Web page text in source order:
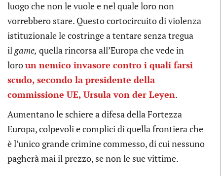
luogo che non le vuole e nel quale loro non
vorrebbero stare. Questo cortocircuito di violenza
istituzionale le costringe a tentare senza tregua
il game, quella rincorsa all’Europa che vede in
loroun nemico invasore contro i quali farsi
scudo, secondo la presidente della
commissione UE, Ursula von der Leyen.
Aumentano le schiere a difesa della Fortezza
Europa, colpevoli e complici di quella frontiera che
è l’unico grande crimine commesso, di cui nessuno
pagherà mai il prezzo, se non le sue vittime.